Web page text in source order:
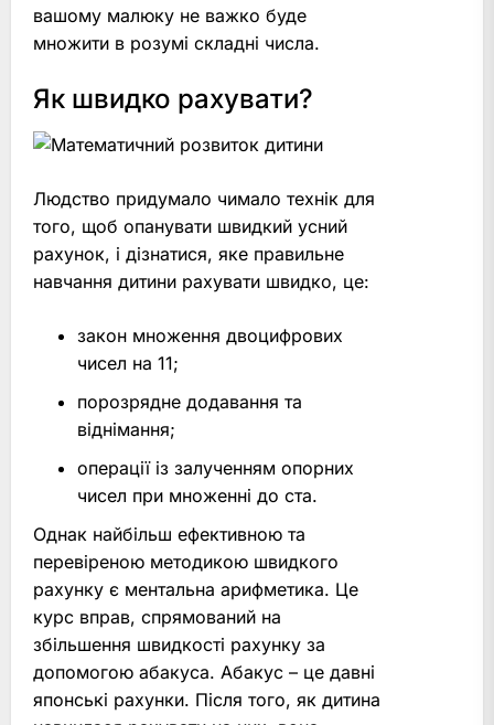
вашому малюку не важко буде
множити в розумі складні числа.
Як швидко рахувати?
Людство придумало чимало технік для
того, щоб опанувати швидкий усний
рахунок, і дізнатися, яке правильне
навчання дитини рахувати швидко, це:
закон множення двоцифрових
чисел на 11;
порозрядне додавання та
віднімання;
операції із залученням опорних
чисел при множенні до ста.
Однак найбільш ефективною та
перевіреною методикою швидкого
рахунку є ментальна арифметика. Це
курс вправ, спрямований на
збільшення швидкості рахунку за
допомогою абакуса. Абакус – це давні
японські рахунки. Після того, як дитина